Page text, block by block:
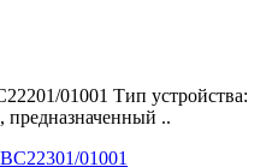
01001 Тип устройства:
..